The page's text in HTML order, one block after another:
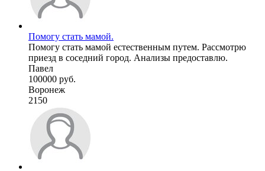
Помогу стать мамой.
Помогу стать мамой естественным путем. Рассмотрю
приезд в соседний город. Анализы предоставлю.
Павел
100000 руб.
Воронеж
2150